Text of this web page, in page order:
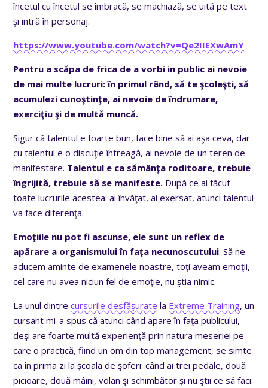
încetul cu încetul se îmbracă, se machiază, se uită pe text
şi intră în personaj.
https://www.youtube.com/watch?v=Qe2IIEXwAmY
Pentru a scăpa de frica de a vorbi in public ai nevoie
de mai multe lucruri: în primul rând, să te şcoleşti, să
acumulezi cunoştinţe, ai nevoie de îndrumare,
exerciţiu şi de multă muncă.
Sigur că talentul e foarte bun, face bine să ai aşa ceva, dar
cu talentul e o discuţie întreagă, ai nevoie de un teren de
manifestare. Talentul e ca sămânţa roditoare, trebuie
îngrijită, trebuie să se manifeste. După ce ai făcut
toate lucrurile acestea: ai învăţat, ai exersat, atunci talentul
va face diferenţa.
Emoţiile nu pot fi ascunse, ele sunt un reflex de
apărare a organismului în faţa necunoscutului. Să ne
aducem aminte de examenele noastre, toţi aveam emoţii,
cel care nu avea niciun fel de emoţie, nu ştia nimic.
La unul dintrecursurile desfăşurate la Extreme Training, un
cursant mi-a spus că atunci când apare în faţa publicului,
deşi are foarte multă experienţă prin natura meseriei pe
care o practică, fiind un om din top management, se simte
ca în prima zi la şcoala de şoferi: când ai trei pedale, două
picioare, două mâini, volan şi schimbător şi nu ştii ce să faci.